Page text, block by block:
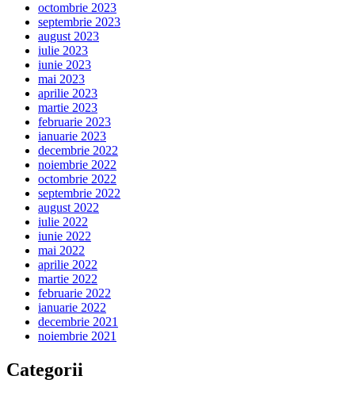
octombrie 2023
septembrie 2023
august 2023
iulie 2023
iunie 2023
mai 2023
aprilie 2023
martie 2023
februarie 2023
ianuarie 2023
decembrie 2022
noiembrie 2022
octombrie 2022
septembrie 2022
august 2022
iulie 2022
iunie 2022
mai 2022
aprilie 2022
martie 2022
februarie 2022
ianuarie 2022
decembrie 2021
noiembrie 2021
Categorii